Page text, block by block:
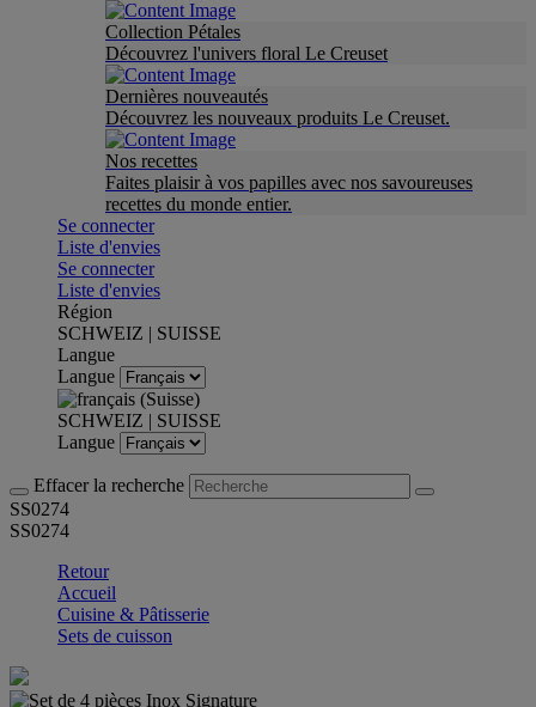
Collection Pétales
Découvrez l'univers floral Le Creuset
Dernières nouveautés
Découvrez les nouveaux produits Le Creuset.
Nos recettes
Faites plaisir à vos papilles avec nos savoureuses
recettes du monde entier.
Se connecter
Liste d'envies
Se connecter
Liste d'envies
Région
SCHWEIZ | SUISSE
Langue
Langue
SCHWEIZ | SUISSE
Langue
Effacer la recherche
SS0274
SS0274
Retour
Accueil
Cuisine & Pâtisserie
Sets de cuisson